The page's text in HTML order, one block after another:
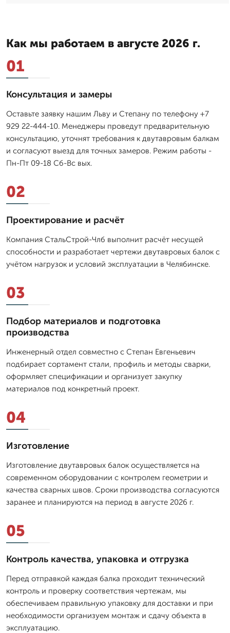
Как мы работаем в августе 2026 г.
01
Консультация и замеры
Оставьте заявку нашим Льву и Степану по телефону +7
929 22-444-10. Менеджеры проведут предварительную
консультацию, уточнят требования к двутавровым балкам
и согласуют выезд для точных замеров. Режим работы -
Пн-Пт 09-18 Сб-Вс вых.
02
Проектирование и расчёт
Компания СтальСтрой-Члб выполнит расчёт несущей
способности и разработает чертежи двутавровых балок с
учётом нагрузок и условий эксплуатации в Челябинске.
03
Подбор материалов и подготовка
производства
Инженерный отдел совместно с Степан Евгеньевич
подбирает сортамент стали, профиль и методы сварки,
оформляет спецификации и организует закупку
материалов под конкретный проект.
04
Изготовление
Изготовление двутавровых балок осуществляется на
современном оборудовании с контролем геометрии и
качества сварных швов. Сроки производства согласуются
заранее и планируются на период в августе 2026 г.
05
Контроль качества, упаковка и отгрузка
Перед отправкой каждая балка проходит технический
контроль и проверку соответствия чертежам, мы
обеспечиваем правильную упаковку для доставки и при
необходимости организуем монтаж и сдачу объекта в
эксплуатацию.